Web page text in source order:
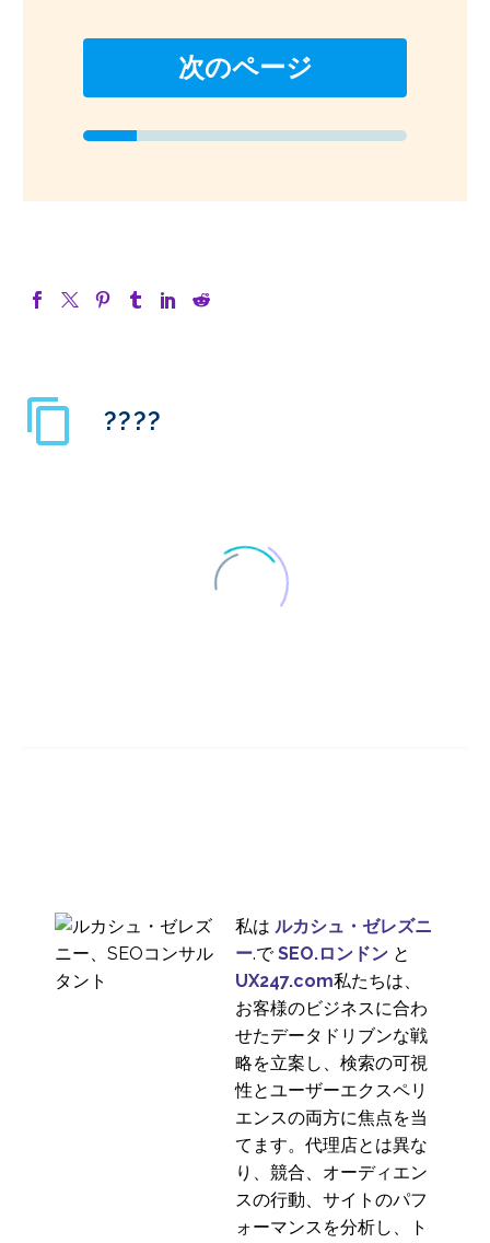
次のページ
????
2
10 4? 2024 私は ルカシュ・ゼレズニ
ー.でSEO.ロンドン と
UX247.com私たちは、
お客様のビジネスに合わ
せたデータドリブンな戦
略を立案し、検索の可視
性とユーザーエクスペリ
エンスの両方に焦点を当
てます。代理店とは異な
り、競合、オーディエン
スの行動、サイトのパフ
ォーマンスを分析し、ト